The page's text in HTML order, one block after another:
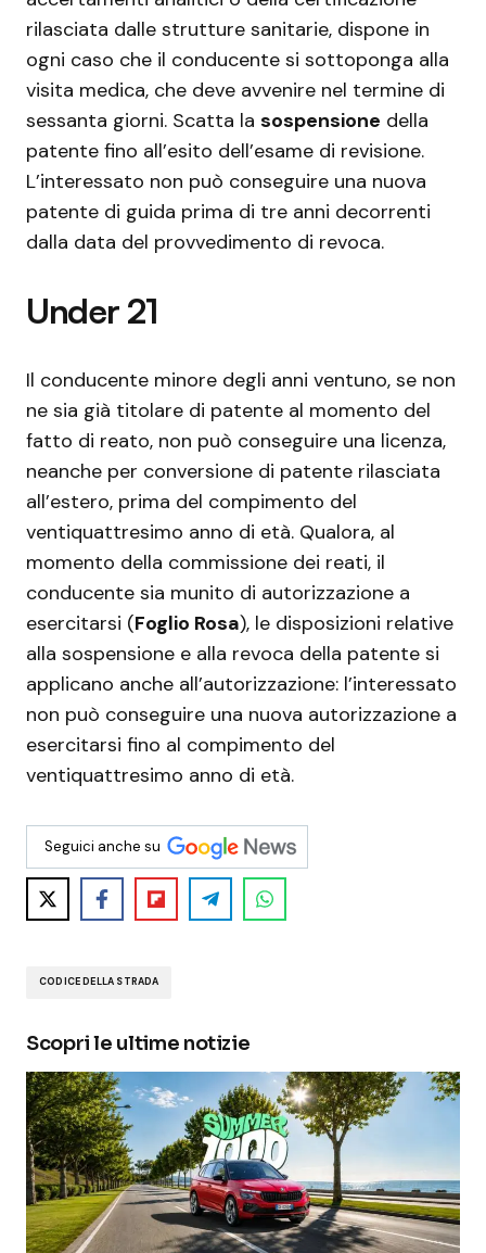
rilasciata dalle strutture sanitarie, dispone in
ogni caso che il conducente si sottoponga alla
visita medica, che deve avvenire nel termine di
sessanta giorni. Scatta la sospensione della
patente fino all’esito dell’esame di revisione.
L’interessato non può conseguire una nuova
patente di guida prima di tre anni decorrenti
dalla data del provvedimento di revoca.
Under 21
Il conducente minore degli anni ventuno, se non
ne sia già titolare di patente al momento del
fatto di reato, non può conseguire una licenza,
neanche per conversione di patente rilasciata
all’estero, prima del compimento del
ventiquattresimo anno di età. Qualora, al
momento della commissione dei reati, il
conducente sia munito di autorizzazione a
esercitarsi (Foglio Rosa), le disposizioni relative
alla sospensione e alla revoca della patente si
applicano anche all’autorizzazione: l’interessato
non può conseguire una nuova autorizzazione a
esercitarsi fino al compimento del
ventiquattresimo anno di età.
Seguici anche su
CODICE DELLA STRADA
Scopri le ultime notizie